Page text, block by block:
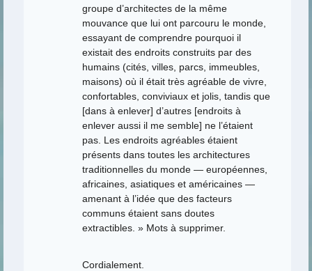
groupe d’architectes de la même
mouvance que lui ont parcouru le monde,
essayant de comprendre pourquoi il
existait des endroits construits par des
humains (cités, villes, parcs, immeubles,
maisons) où il était très agréable de vivre,
confortables, conviviaux et jolis, tandis que
[dans à enlever] d’autres [endroits à
enlever aussi il me semble] ne l’étaient
pas. Les endroits agréables étaient
présents dans toutes les architectures
traditionnelles du monde — européennes,
africaines, asiatiques et américaines —
amenant à l’idée que des facteurs
communs étaient sans doutes
extractibles. » Mots à supprimer.
Cordialement.